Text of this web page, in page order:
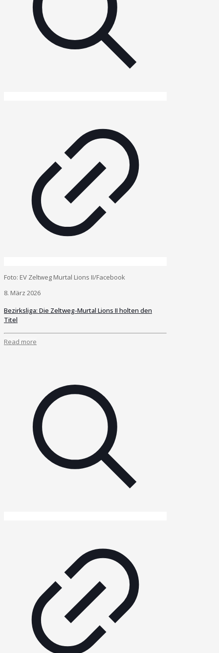
Foto: EV Zeltweg Murtal Lions II/Facebook
8. März 2026
Bezirksliga: Die Zeltweg-Murtal Lions II holten den
Titel
Read more